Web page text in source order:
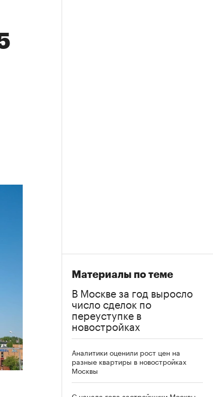
Материалы по теме
В Москве за год выросло
число сделок по
переуступке в
новостройках
Аналитики оценили рост цен на
разные квартиры в новостройках
Москвы